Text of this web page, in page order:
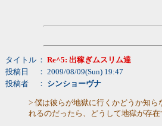
タイトル ： Re^5: 出稼ぎムスリム達
投稿日
： 2009/08/09(Sun) 19:47
投稿者
： シンショーヴナ
> 僕は彼らが地獄に行くかどうか知
れるのだったら、どうして地獄が存在